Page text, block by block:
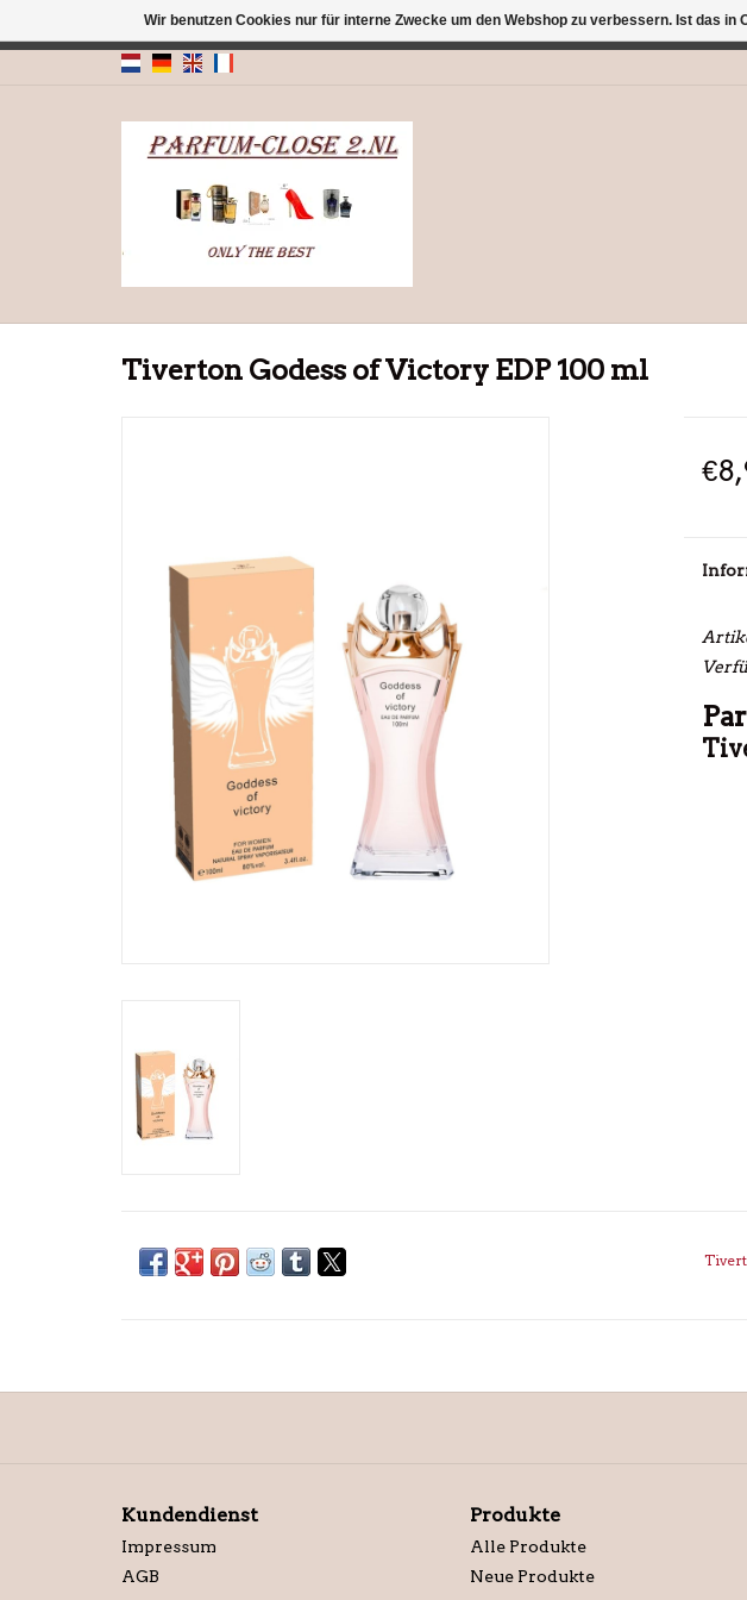
Tiverton Godess of Victory EDP 100 ml
Kundendienst
Impressum
AGB
Produkte
Alle Produkte
Neue Produkte
Wir benutzen Cookies nur für interne Zwecke um den Webshop zu verbessern. Ist das in
← Zurück zum BackofficeDieser Shop befindet sich im Aufbau.